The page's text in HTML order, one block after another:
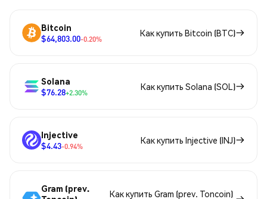
Bitcoin
$64,803.00-0.20%
Как купить Bitcoin (BTC)
Solana
$76.28+2.30%
Как купить Solana (SOL)
Injective
$4.43-0.94%
Как купить Injective (INJ)
Gram (prev.
Как купить Gram (prev. Toncoin)